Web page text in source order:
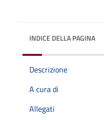
INDICE DELLA PAGINA
Descrizione
A cura di
Allegati